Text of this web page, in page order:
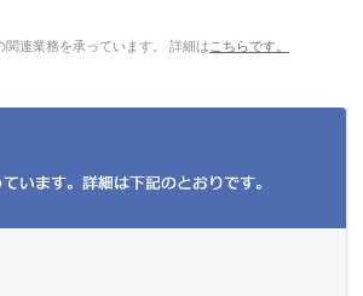
連業務を承っています。 詳細は こちらです。